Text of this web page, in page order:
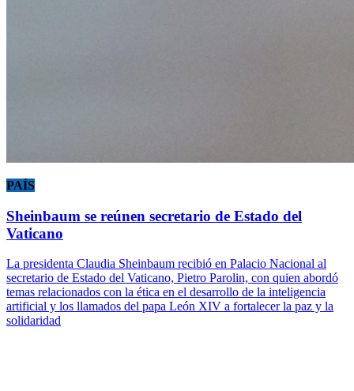
PAÍS
Sheinbaum se reúnen secretario de Estado del
Vaticano
La presidenta Claudia Sheinbaum recibió en Palacio Nacional al
secretario de Estado del Vaticano, Pietro Parolin, con quien abordó
temas relacionados con la ética en el desarrollo de la inteligencia
artificial y los llamados del papa León XIV a fortalecer la paz y la
solidaridad